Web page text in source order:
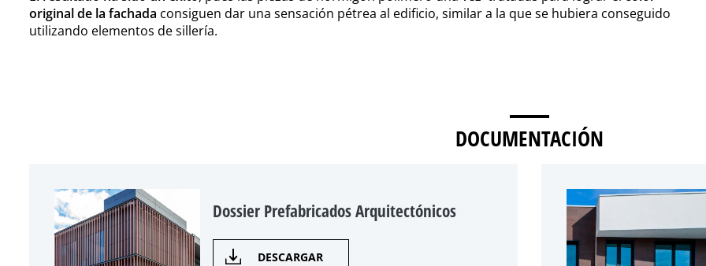
original de la fachada consiguen dar una sensación pétrea al edificio, similar a la que se hubiera conseguido
utilizando elementos de sillería.
DOCUMENTACIÓN
Dossier Prefabricados Arquitectónicos
DESCARGAR